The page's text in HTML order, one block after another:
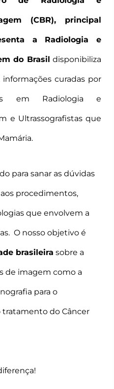
(CBR), principal
a Radiologia e
do Brasil disponibiliza
curadas por
em Radiologia e
e Ultrassografistas que
para sanar as dúvidas
procedimentos,
que envolvem a
O nosso objetivo é
brasileira sobre a
de imagem como a
para o
do Câncer